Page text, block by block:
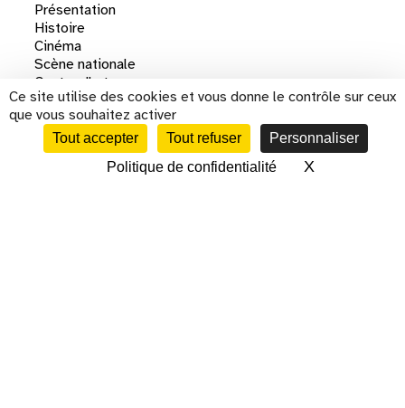
Ce site utilise des cookies et vous donne le contrôle sur ceux
que vous souhaitez activer
Tout accepter Tout refuser
Personnaliser
Politique de confidentialité
XMasquer le
CALENDRIER
Présentation
Histoire
Cinéma
Scène nationale
Centre d'art
Résidences
Artistes associé·es
Agis dans ton lieu
Mécénat
Location d'espace